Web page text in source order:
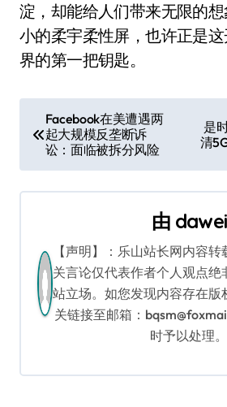
淀，却能给人们带来无限的
小的柔宇柔性屏，也许正是
界的第一把钥匙。
章
导
Facebook在美遭遇两
起大规模反垄断诉
讼：面临被拆分风险
是
清
由 dawei
【声明】：乐山站长网内容
关言论仅代表作者个人观点绝
站立场。如您发现内容存在版
关链接至邮箱：
时予以处理。